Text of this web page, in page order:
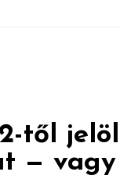
től
— vagy